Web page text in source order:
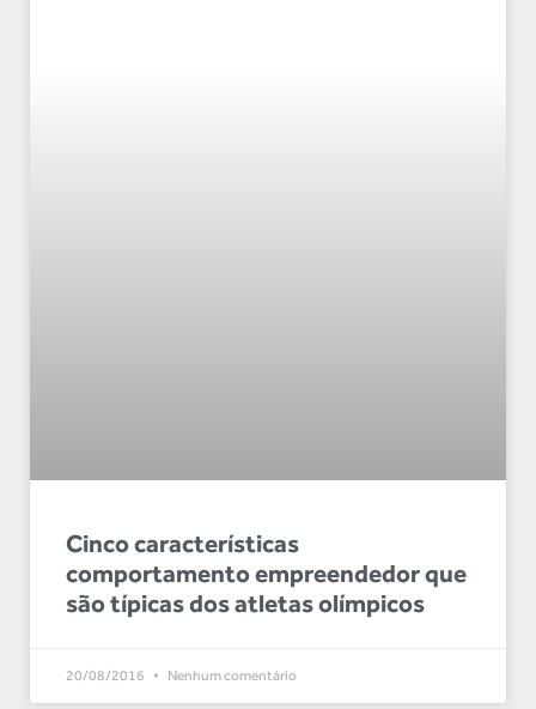
Cinco características
comportamento empreendedor que
são típicas dos atletas olímpicos
20/08/2016 Nenhum comentário